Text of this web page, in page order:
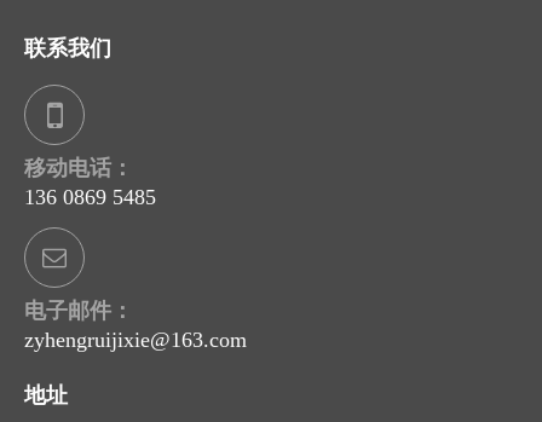
联系我们
移动电话：
136 0869 5485
电子邮件：
zyhengruijixie@163.com
地址